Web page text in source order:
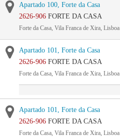
Apartado 100, Forte da Casa
2626-906 FORTE DA CASA
Forte da Casa, Vila Franca de Xira, Lisboa
Apartado 101, Forte da Casa
2626-906 FORTE DA CASA
Forte da Casa, Vila Franca de Xira, Lisboa
Apartado 101, Forte da Casa
2626-906 FORTE DA CASA
Forte da Casa, Vila Franca de Xira, Lisboa